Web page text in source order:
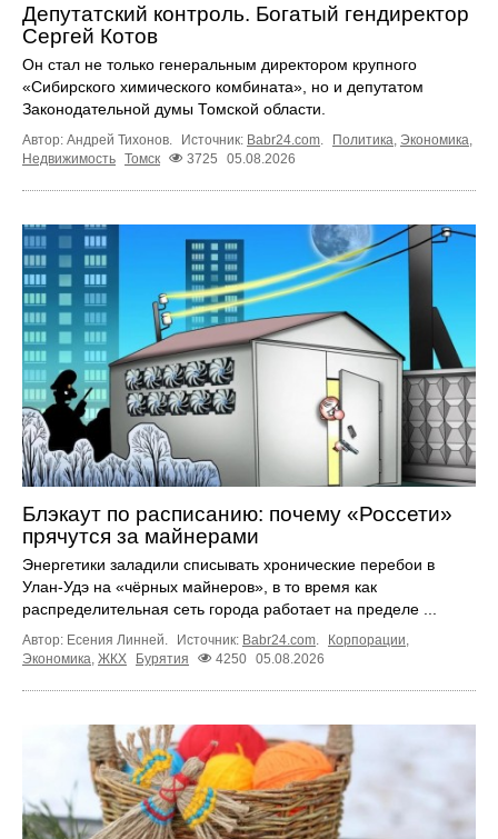
Депутатский контроль. Богатый гендиректор
Сергей Котов
Он стал не только генеральным директором крупного
«Сибирского химического комбината», но и депутатом
Законодательной думы Томской области.
Автор: Андрей Тихонов. Источник: Babr24.com Политика Экономика
Недвижимость Томск 3725 05.08.2026
Блэкаут по расписанию: почему «Россети»
прячутся за майнерами
Энергетики заладили списывать хронические перебои в
Улан-Удэ на «чёрных майнеров», в то время как
распределительная сеть города работает на пределе ...
Автор: Есения Линней. Источник: Babr24.com. Корпорации,
Экономика, ЖКХ Бурятия 4250 05.08.2026